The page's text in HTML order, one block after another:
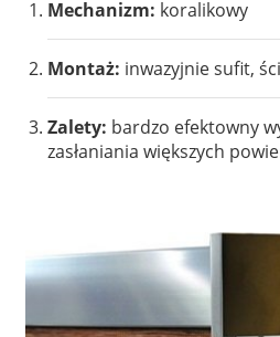
Mechanizm: koralikowy
Montaż: inwazyjnie sufit,
Zalety: bardzo efektowny
zasłaniania większych